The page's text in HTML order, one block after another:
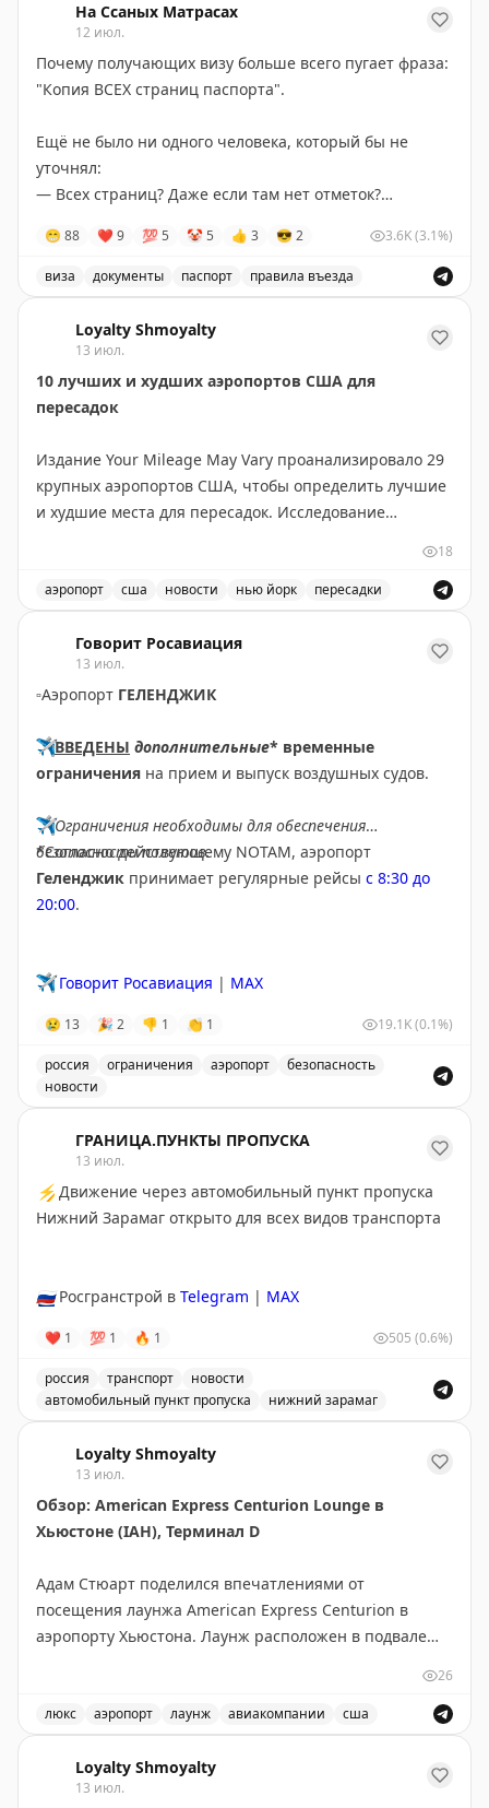
На Ссаных Матрасах
12 июл.
Почему получающих визу больше всего пугает фраза:
"Копия ВСЕХ страниц паспорта".
Ещё не было ни одного человека, который бы не
уточнял:
— Всех страниц? Даже если там нет отметок?
отметок.
Вам жалко?
😁 88 ❤ 9 💯 5 🤡5 👍 3 😎 2 3.6K(3.1%)
виза документы паспорт правила въезда
Loyalty Shmoyalty
13 июл.
10 лучших и худших аэропортов США для
пересадок
Издание Your Mileage May Vary проанализировало 29
крупных аэропортов США, чтобы определить лучшие
и худшие места для пересадок. Исследование
ТОП-10 для частых летающих: Хьюстон (IAH),
Вашингтон Даллес, Детройт, Сиэтл-Такома,
Вашингтон Рейган, Тампа, Денвер, JFK, Солт-Лейк-
Сити и еще один аэропорт.
ТОП-10 для семей: Детройт, Бостон Логан, Хьюстон,
Вашингтон Даллес, Сиэтл-Такома, Солт-Лейк-Сити,
Сан-Франциско.
Худшие аэропорты: Орландо, Форт-Лодердейл, Чикаго
Мидвей, Чикаго О'Хэр, Ньюарк, Сан-Франциско, Сан-
нехваткой розеток и медленным сервисом.
Your Mileage May Vary|
18
аэропорт сша новости нью йорк пересадки
Говорит Росавиация
13 июл.
▫️Аэропорт ГЕЛЕНДЖИК
✈️ВВЕДЕНЫ дополнительные* временные
ограничения на прием и выпуск воздушных судов.
✈️Ограничения необходимы для обеспечения
безопасности полетов.
*Согласно действующему NOTAM, аэропорт
Геленджик принимает регулярные рейсы с 8:30 до
20:00.
✈️ Говорит Росавиация | MAX
😢 13 🎉 2 👎 1 👏 1 19.1K(0.1%)
россия ограничения аэропорт
безопасность
новости
ГРАНИЦА.ПУНКТЫ ПРОПУСКА
13 июл.
⚡ Движение через автомобильный пункт пропуска
Нижний Зарамаг открыто для всех видов транспорта
🇷🇺Росгранстрой в Telegram | MAX
❤ 1 💯 1 🔥 1 505 (0.6%)
россия транспорт
новости
автомобильный пункт пропуска
нижний зарамаг
Loyalty Shmoyalty
13 июл.
Обзор: American Express Centurion Lounge в
Хьюстоне (IAH), Терминал D
Адам Стюарт поделился впечатлениями от
посещения лаунжа American Express Centurion в
аэропорту Хьюстона. Лаунж расположен в подвале
США. Несмотря на скрытое расположение, здесь была
очередь. Плюсы: дружелюбный персонал, быстрый
интернет, красивый бар с обширным меню и
оригинальная зелёная стена с живыми растениями.
26
люкс аэропорт лаунж авиакомпании сша
Loyalty Shmoyalty
13 июл.